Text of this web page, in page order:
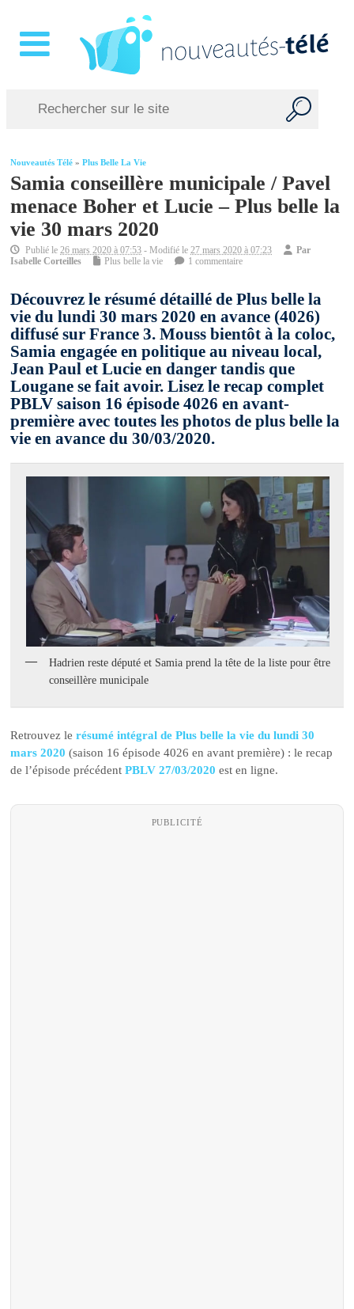
Nouveautés Télé »Plus Belle La Vie
Samia conseillère municipale / Pavel
menace Boher et Lucie – Plus belle la
vie 30 mars 2020
Publié le26 mars 2020 à 07:53 - Modifié le27 mars 2020 à 07:23
Par
Isabelle Corteilles
Plus belle la vie 1 commentaire
Découvrez le résumé détaillé de Plus belle la
vie du lundi 30 mars 2020 en avance (4026)
diffusé sur France 3. Mouss bientôt à la coloc,
Samia engagée en politique au niveau local,
Jean Paul et Lucie en danger tandis que
Lougane se fait avoir. Lisez le recap complet
PBLV saison 16 épisode 4026 en avant-
première avec toutes les photos de plus belle la
vie en avance du 30/03/2020.
Hadrien reste député et Samia prend la tête de la liste pour être
conseillère municipale
Retrouvez lerésumé intégral de Plus belle la vie du lundi 30
mars 2020 (saison 16 épisode 4026 en avant première) : le recap
de l’épisode précédentPBLV 27/03/2020 est en ligne.
PUBLICITÉ